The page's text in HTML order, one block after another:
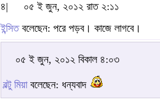
৪|
০৫ ই জুন, ২০১২ রাত ২:১১
ইন্সিতবলেছেন: পরে পড়ব। কাজে লাগবে।
০৫ ই জুন, ২০১২ বিকাল ৪:০৩
বল্টু মিয়াবলেছেন: ধন্যবাদ